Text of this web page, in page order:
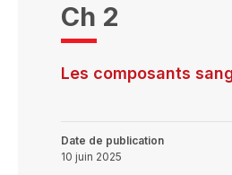
Ch 2
Les composants
Date de publication
10 juin 2025